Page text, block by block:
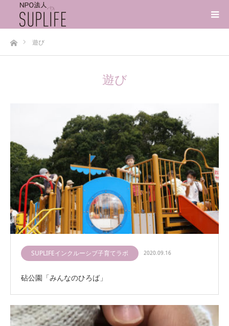
ホーム遊び
遊び
SUPLIFEインクルーシブ子育てラボ 2020.09.16
砧公園「みんなのひろば」